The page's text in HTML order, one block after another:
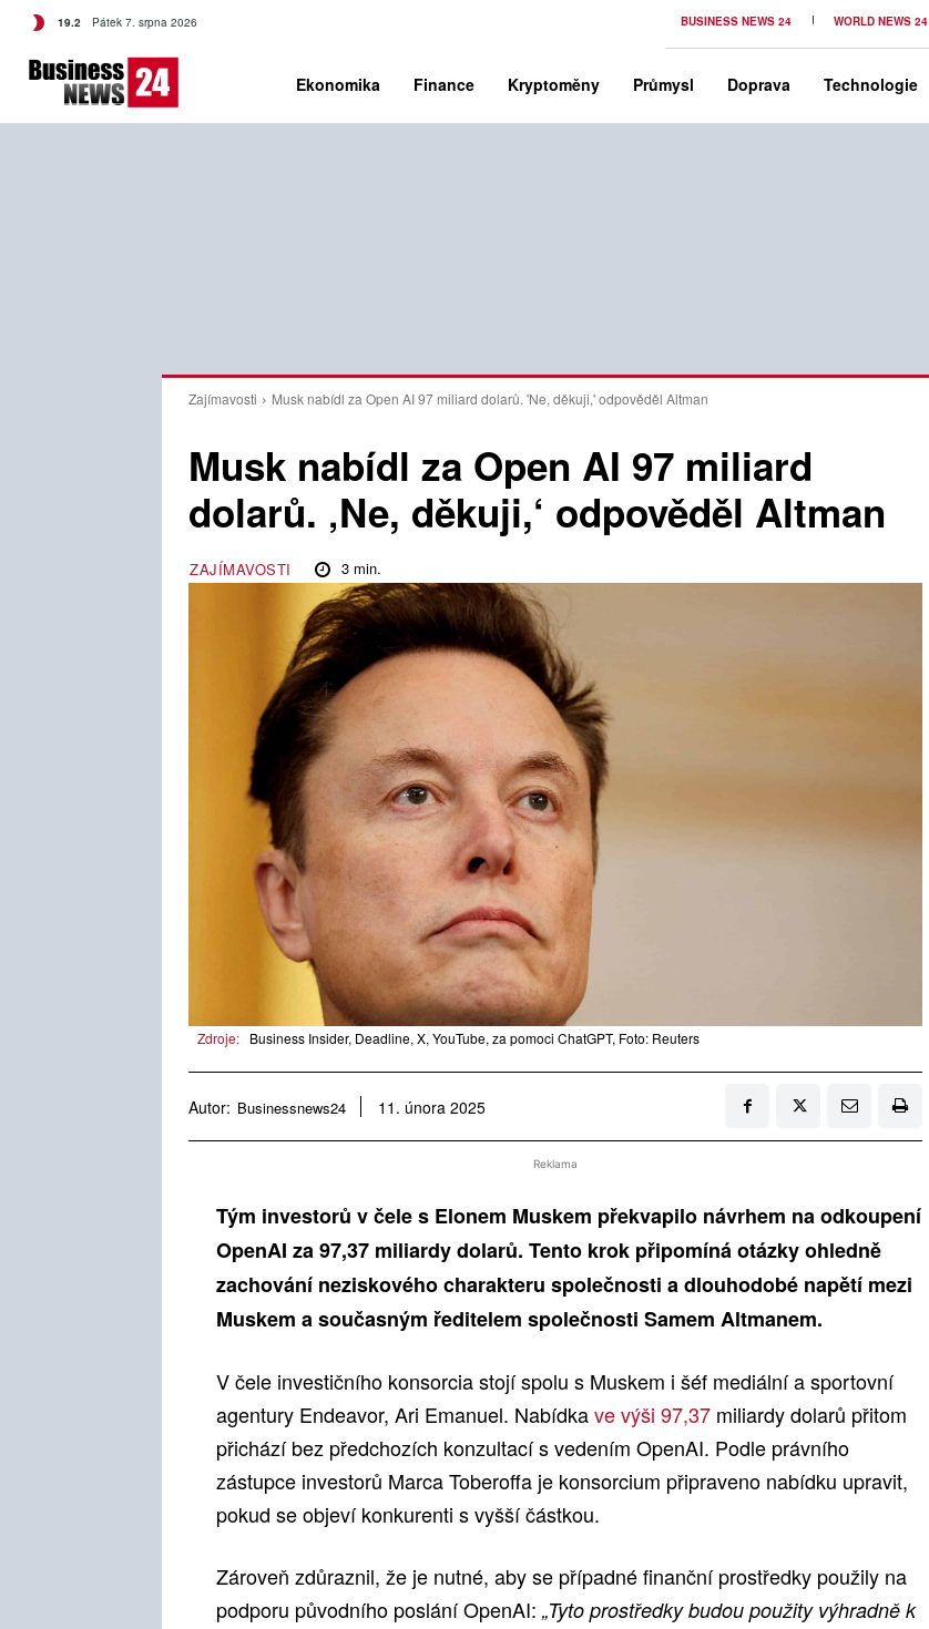
19.2 C Czech
Pátek 7. srpna 2026 BUSINESS NEWS 24 WORLD NEWS 24
Ekonomika Finance Kryptoměny Průmysl Doprava Technologie
Zajímavosti Musk nabídl za Open AI 97 miliard dolarů. 'Ne, děkuji,' odpověděl Altman
Musk nabídl za Open AI 97 miliard
dolarů. ‚Ne, děkuji,‘ odpověděl Altman
ZAJÍMAVOSTI 3min.
Zdroje: Business Insider, Deadline, X, YouTube, za pomoci ChatGPT, Foto: Reuters
Autor: Businessnews24 11. února 2025
Reklama
Tým investorů v čele s Elonem Muskem překvapilo návrhem na odkoupení
OpenAI za 97,37 miliardy dolarů. Tento krok připomíná otázky ohledně
zachování neziskového charakteru společnosti a dlouhodobé napětí mezi
Muskem a současným ředitelem společnosti Samem Altmanem.
V čele investičního konsorcia stojí spolu s Muskem i šéf mediální a sportovní
agentury Endeavor, Ari Emanuel. Nabídkave výši 97,37 miliardy dolarů přitom
přichází bez předchozích konzultací s vedením OpenAI. Podle právního
zástupce investorů Marca Toberoffa je konsorcium připraveno nabídku upravit,
pokud se objeví konkurenti s vyšší částkou.
Zároveň zdůraznil, že je nutné, aby se případné finanční prostředky použily na
podporu původního poslání OpenAI: „Tyto prostředky budou použity výhradně k